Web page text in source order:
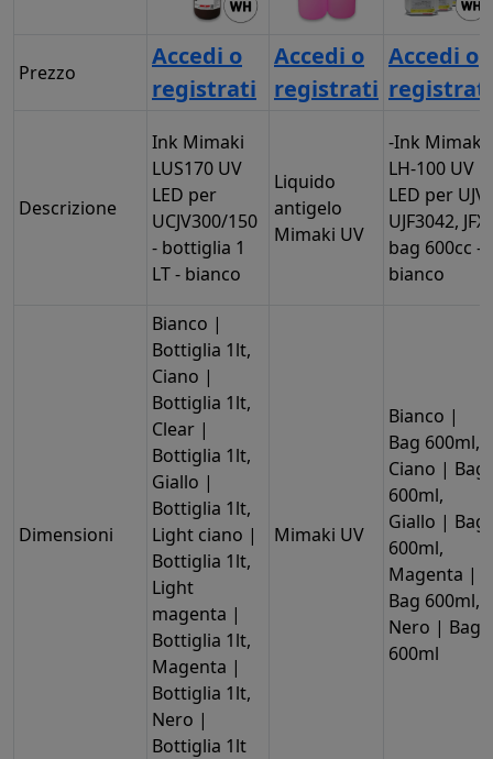
Prezzo
Accedi o
registrati
Accedi o
registrati
Accedi o
registrati
Descrizione
Ink Mimaki
LUS170 UV
LED per
UCJV300/150
- bottiglia 1
LT - bianco
Liquido
antigelo
Mimaki UV
-Ink Mimaki
LH-100 UV
LED per UJV,
UJF3042, JFX
bag 600cc -
bianco
Dimensioni
Bianco |
Bottiglia 1lt,
Ciano |
Bottiglia 1lt,
Clear |
Bottiglia 1lt,
Giallo |
Bottiglia 1lt,
Light ciano |
Bottiglia 1lt,
Light
magenta |
Bottiglia 1lt,
Magenta |
Bottiglia 1lt,
Nero |
Bottiglia 1lt
Mimaki UV
Bianco |
Bag 600ml,
Ciano | Bag
600ml,
Giallo | Bag
600ml,
Magenta |
Bag 600ml,
Nero | Bag
600ml